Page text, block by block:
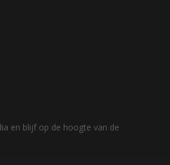
en blijf op de hoogte van de
{ window.dataLayer =
'event':